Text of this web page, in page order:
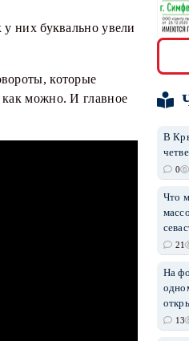
них буквально увели
которые
можно. И главное
В
0
Что
21
На
13